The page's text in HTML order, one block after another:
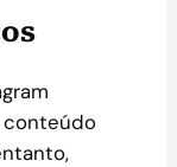
conteúdo